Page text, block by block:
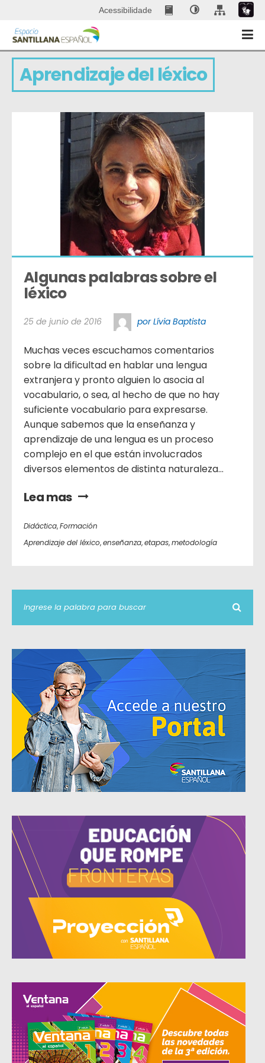
Acessibilidade
Aprendizaje del léxico
Algunas palabras sobre el
léxico
25 de junio de 2016 por Lívia Baptista
Muchas veces escuchamos comentarios
sobre la dificultad en hablar una lengua
extranjera y pronto alguien lo asocia al
vocabulario, o sea, al hecho de que no hay
suficiente vocabulario para expresarse.
Aunque sabemos que la enseñanza y
aprendizaje de una lengua es un proceso
complejo en el que están involucrados
diversos elementos de distinta naturaleza...
Lea mas
Didáctica,Formación
Aprendizaje del léxico,enseñanza,etapas,metodología